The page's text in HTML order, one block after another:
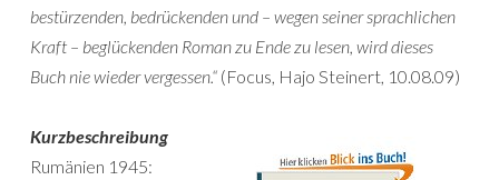
bestürzenden, bedrückenden und – wegen seiner sprachlichen
Kraft – beglückenden Roman zu Ende zu lesen, wird dieses
Buch nie wieder vergessen.“ (Focus, Hajo Steinert, 10.08.09)
Kurzbeschreibung
Rumänien 1945: